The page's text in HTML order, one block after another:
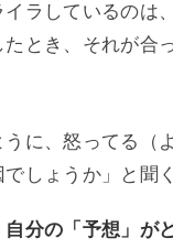
イラしているの
とき、それが合
うに、怒ってる
しょうか」と聞
自分の「予想」が